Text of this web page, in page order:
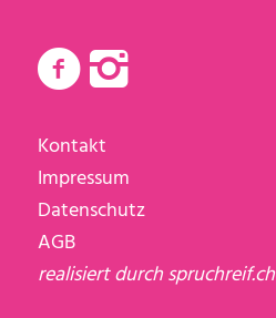
Kontakt
Impressum
Datenschutz
AGB
realisiert durchspruchreif.ch